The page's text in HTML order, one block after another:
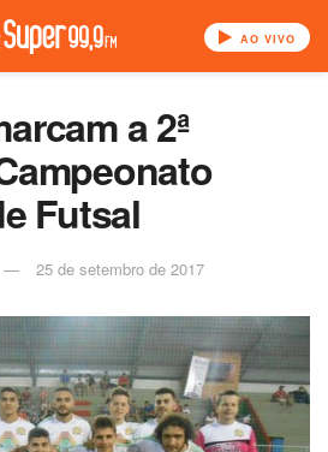
AO VIVO
a 2ª
Futsal
25 de setembro de 2017